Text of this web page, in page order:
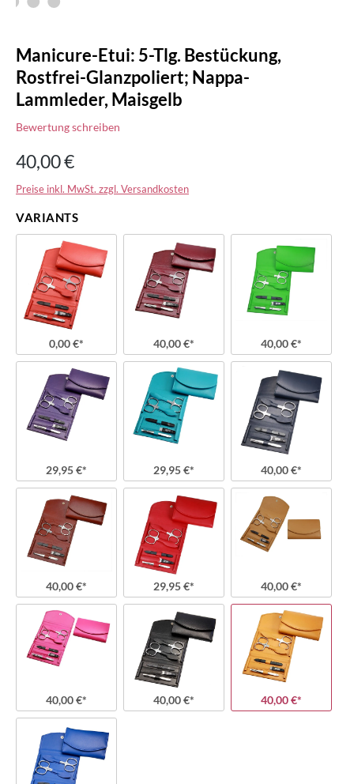
Manicure-Etui: 5-Tlg. Bestückung,
Rostfrei-Glanzpoliert; Nappa-
Lammleder, Maisgelb
Bewertung schreiben
40,00 €
Preise inkl. MwSt. zzgl. Versandkosten
VARIANTS
0,00 €* 40,00 €* 40,00 €*
29,95 €* 29,95 €* 40,00 €*
40,00 €* 29,95 €* 40,00 €*
40,00 €* 40,00 €* 40,00 €*